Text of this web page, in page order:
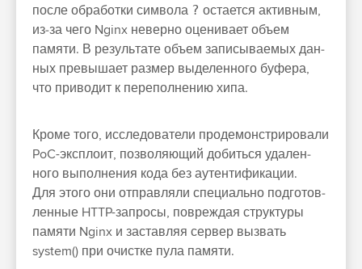
пос­ле обра­бот­ки сим­вола ? оста­ется активным,
из‑за чего Nginx невер­но оце­нива­ет объ­ем
памяти. В резуль­тате объ­ем записы­ваемых дан­
ных пре­выша­ет раз­мер выделен­ного буфера,
что при­водит к перепол­нению хипа.
Кро­ме того, иссле­дова­тели про­демонс­три­рова­ли
PoC-экс­пло­ит, поз­воля­ющий добить­ся уда­лен­
ного выпол­нения кода без аутен­тифика­ции.
Для это­го они отправ­ляли спе­циаль­но под­готов­
ленные HTTP-зап­росы, пов­реждая струк­туры
памяти Nginx и зас­тавляя сер­вер выз­вать
system() при очис­тке пула памяти.